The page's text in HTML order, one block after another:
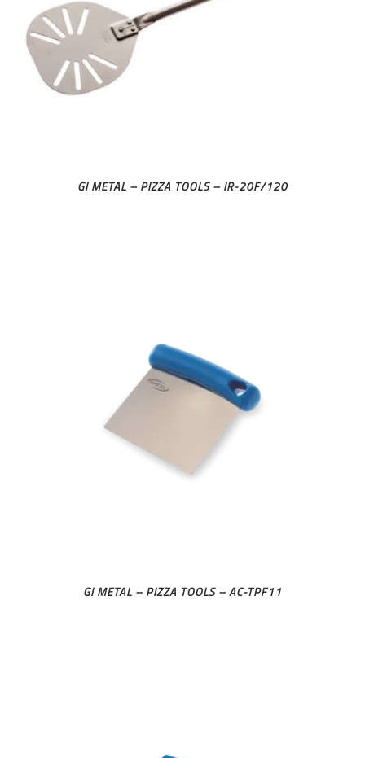
GI METAL – PIZZA TOOLS – IR-20F/120
GI METAL – PIZZA TOOLS – AC-TPF11